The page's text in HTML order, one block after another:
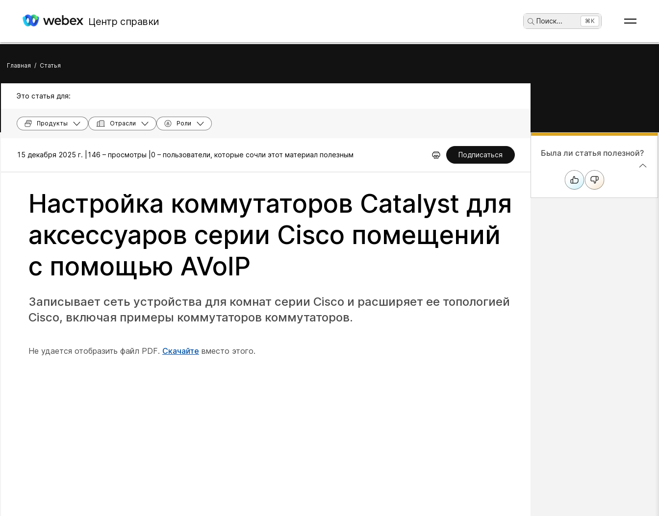
Центр справки Поиск... ⌘K
Главная / Статья
Это статья для:
Продукты Отрасли Роли
15 декабря 2025 г. | 146 – просмотры | 0 – пользователи, которые сочли этот материал полезным Подписаться
Настройка коммутаторов Catalyst для
аксессуаров серии Cisco помещений
с помощью AVoIP
Записывает сеть устройства для комнат серии Cisco и расширяет ее топологией
Cisco, включая примеры коммутаторов коммутаторов.
Не удается отобразить файл PDF. Скачайте вместо этого.
Была ли статья полезной?